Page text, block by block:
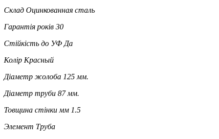
Склад Оцинкованная сталь
Гарантія років 30
Стійкість до УФ Да
Колір Красный
Діаметр жолоба 125 мм.
Діаметр труби 87 мм.
Товщина стінки мм 1.5
Элемент Труба